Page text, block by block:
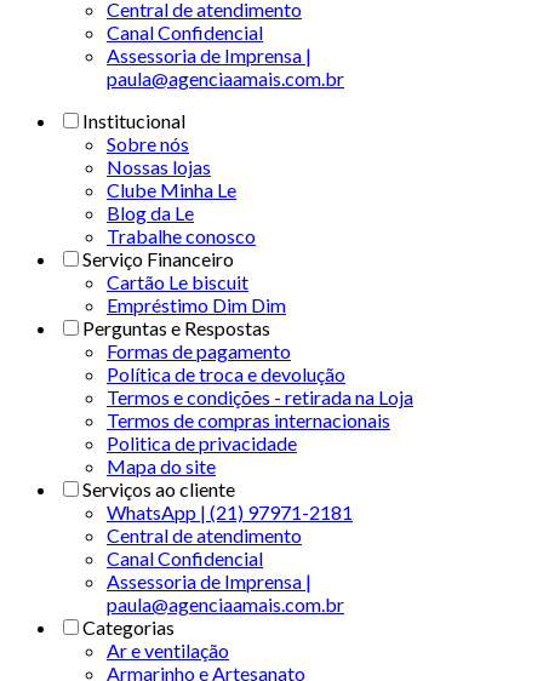
Central de atendimento
Canal Confidencial
Assessoria de Imprensa |
paula@agenciaamais.com.br
Institucional
Sobre nós
Nossas lojas
Clube Minha Le
Blog da Le
Trabalhe conosco
Serviço Financeiro
Cartão Le biscuit
Empréstimo Dim Dim
Perguntas e Respostas
Formas de pagamento
Política de troca e devolução
Termos e condições - retirada na Loja
Termos de compras internacionais
Politica de privacidade
Mapa do site
Serviços ao cliente
WhatsApp | (21) 97971-2181
Central de atendimento
Canal Confidencial
Assessoria de Imprensa |
paula@agenciaamais.com.br
Categorias
Ar e ventilação
Armarinho e Artesanato